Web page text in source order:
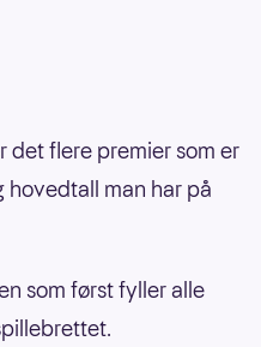
det flere premier som er
hovedtall man har på
som først fyller alle